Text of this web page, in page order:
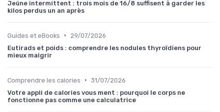
Jeûne intermittent : trois mois de 16/8 suffisent à garder les
kilos perdus un an après
Guides et eBooks •
29/07/2026
Eutirads et poids : comprendre les nodules thyroïdiens pour
mieux maigrir
Comprendre les calories • 31/07/2026
Votre appli de calories vous ment : pourquoi le corps ne
fonctionne pas comme une calculatrice